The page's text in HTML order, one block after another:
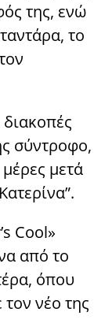
της, ενώ
το
σύντροφο,
μετά
Cool»
από το
όπου
νέο της